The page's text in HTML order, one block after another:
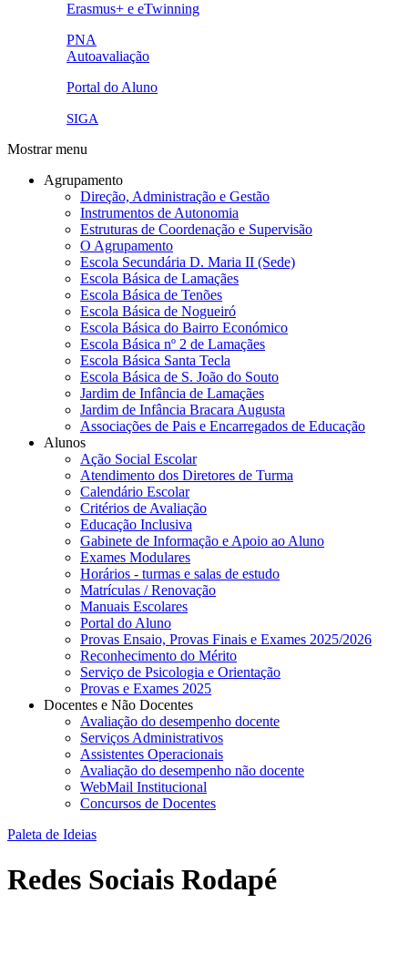
ue.png.png
Erasmus+ e eTwinning
pna.png
PNA
eye-42848_640.png
Autoavaliação
link4.png
Portal do Aluno
SIGA
Mostrar menu
Agrupamento
Direção, Administração e Gestão
Instrumentos de Autonomia
Estruturas de Coordenação e Supervisão
O Agrupamento
Escola Secundária D. Maria II (Sede)
Escola Básica de Lamaçães
Escola Básica de Tenões
Escola Básica de Nogueiró
Escola Básica do Bairro Económico
Escola Básica nº 2 de Lamaçães
Escola Básica Santa Tecla
Escola Básica de S. João do Souto
Jardim de Infância de Lamaçães
Jardim de Infância Bracara Augusta
Associações de Pais e Encarregados de Educação
Alunos
Ação Social Escolar
Atendimento dos Diretores de Turma
Calendário Escolar
Critérios de Avaliação
Educação Inclusiva
Gabinete de Informação e Apoio ao Aluno
Exames Modulares
Horários - turmas e salas de estudo
Matrículas / Renovação
Manuais Escolares
Portal do Aluno
Provas Ensaio, Provas Finais e Exames 2025/2026
Reconhecimento do Mérito
Serviço de Psicologia e Orientação
Provas e Exames 2025
Docentes e Não Docentes
Avaliação do desempenho docente
Serviços Administrativos
Assistentes Operacionais
Avaliação do desempenho não docente
WebMail Institucional
Concursos de Docentes
Paleta de Ideias
Redes Sociais Rodapé